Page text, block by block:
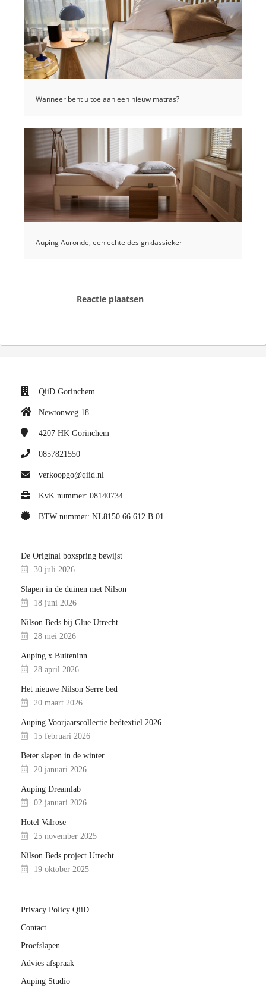
Wanneer bent u toe aan een nieuw matras?
Auping Auronde, een echte designklassieker
Reactie plaatsen
QiiD Gorinchem
Newtonweg 18
4207 HK Gorinchem
0857821550
verkoopgo@qiid.nl
KvK nummer: 08140734
BTW nummer: NL8150.66.612.B.01
De Original boxspring bewijst
30 juli 2026
Slapen in de duinen met Nilson
18 juni 2026
Nilson Beds bij Glue Utrecht
28 mei 2026
Auping x Buiteninn
28 april 2026
Het nieuwe Nilson Serre bed
20 maart 2026
Auping Voorjaarscollectie bedtextiel 2026
15 februari 2026
Beter slapen in de winter
20 januari 2026
Auping Dreamlab
02 januari 2026
Hotel Valrose
25 november 2025
Nilson Beds project Utrecht
19 oktober 2025
Privacy Policy QiiD
Contact
Proefslapen
Advies afspraak
Auping Studio